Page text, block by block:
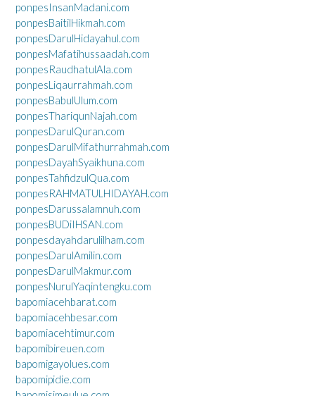
ponpesInsanMadani.com
ponpesBaitilHikmah.com
ponpesDarulHidayahul.com
ponpesMafatihussaadah.com
ponpesRaudhatulAla.com
ponpesLiqaurrahmah.com
ponpesBabulUlum.com
ponpesThariqunNajah.com
ponpesDarulQuran.com
ponpesDarulMifathurrahmah.com
ponpesDayahSyaikhuna.com
ponpesTahfidzulQua.com
ponpesRAHMATULHIDAYAH.com
ponpesDarussalamnuh.com
ponpesBUDiIHSAN.com
ponpesdayahdarulilham.com
ponpesDarulAmilin.com
ponpesDarulMakmur.com
ponpesNurulYaqintengku.com
bapomiacehbarat.com
bapomiacehbesar.com
bapomiacehtimur.com
bapomibireuen.com
bapomigayolues.com
bapomipidie.com